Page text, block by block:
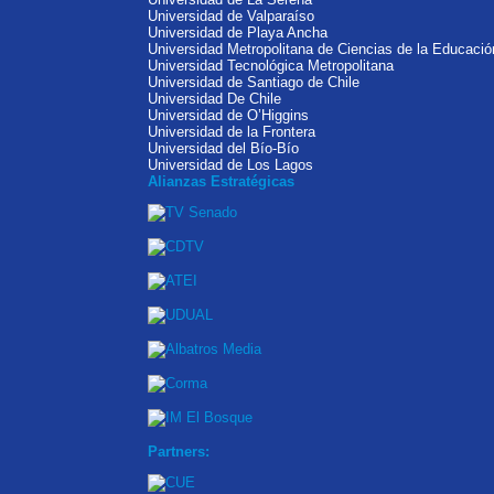
Universidad de Valparaíso
Universidad de Playa Ancha
Universidad Metropolitana de Ciencias de la
Universidad Tecnológica Metropolitana
Universidad de Santiago de Chile
Universidad De Chile
Universidad de O’Higgins
Universidad de la Frontera
Universidad del Bío-Bío
Universidad de Los Lagos
Alianzas Estratégicas
Partners: